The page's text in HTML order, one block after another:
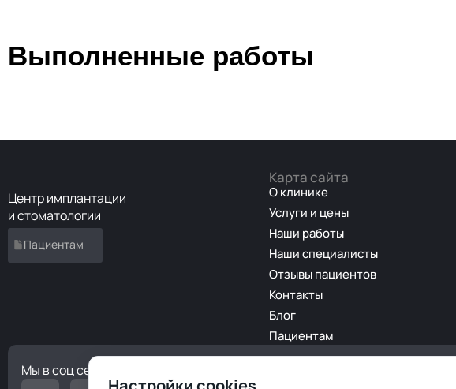
Выполненные работы
Центр имплантации
и стоматологии
Пациентам
Карта сайта
О клинике
Услуги и цены
Наши работы
Наши специалисты
Отзывы пациентов
Контакты
Блог
Пациентам
Мы в соц сетях
Центр имплантации и стоматологии
условиях и по доступным ценам